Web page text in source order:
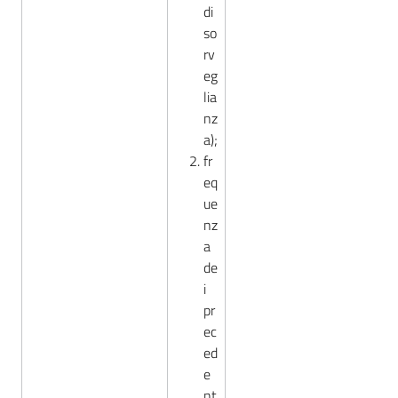
di
so
rv
eg
lia
nz
a);
fr
eq
ue
nz
a
de
i
pr
ec
ed
e